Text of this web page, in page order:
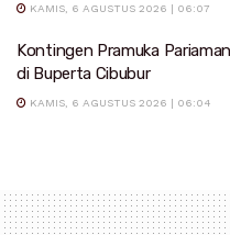
KAMIS, 6 AGUSTUS 2026 | 06:07
Kontingen Pramuka
di Buperta Cibubur
KAMIS, 6 AGUSTUS 2026 | 06:04